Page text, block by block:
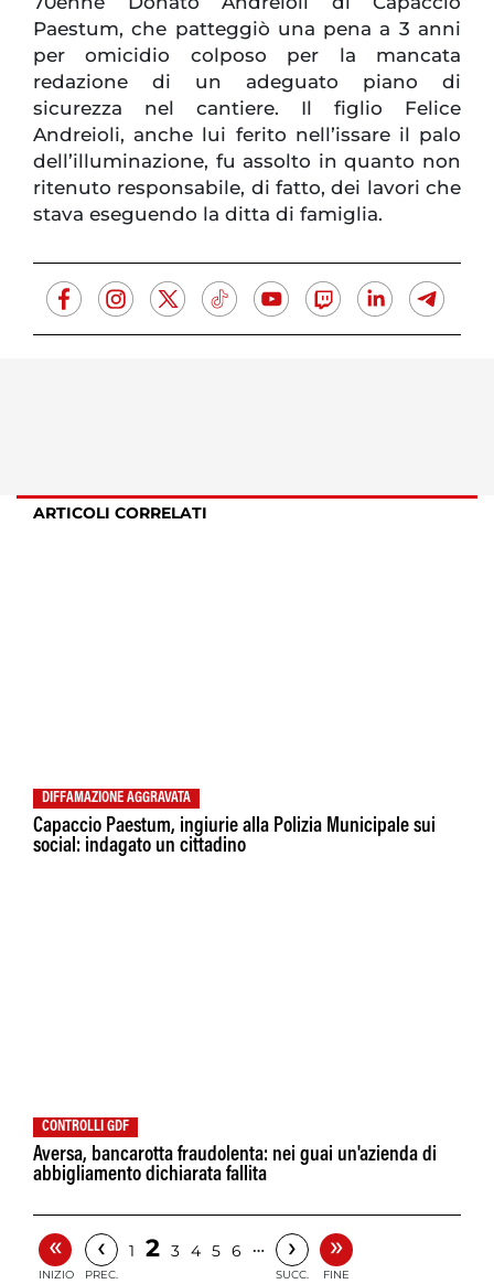
Paestum, che patteggiò una pena a 3 anni
per omicidio colposo per la mancata
redazione di un adeguato piano di
sicurezza nel cantiere. Il figlio Felice
Andreioli, anche lui ferito nell’issare il palo
dell’illuminazione, fu assolto in quanto non
ritenuto responsabile, di fatto, dei lavori che
stava eseguendo la ditta di famiglia.
ARTICOLI CORRELATI
DIFFAMAZIONE AGGRAVATA
Capaccio Paestum, ingiurie alla Polizia Municipale sui
social: indagato un cittadino
CONTROLLI GDF
Aversa, bancarotta fraudolenta: nei guai un'azienda di
abbigliamento dichiarata fallita
«
INIZIO
‹
PREC.
1 2 3 4 5 6 … ›
SUCC.
»
FINE